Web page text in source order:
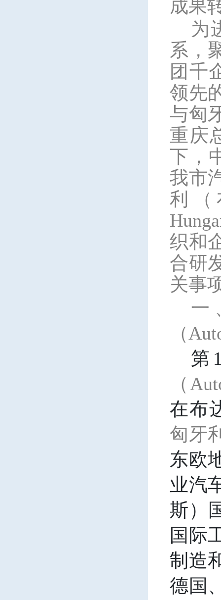
成果
为
系，
团千
领先
与匈
重庆
下，
我市
利
织和
合研
关事
一
（
第
（
在布
匈牙
东欧
业汽
斯）
国际
制造
德国